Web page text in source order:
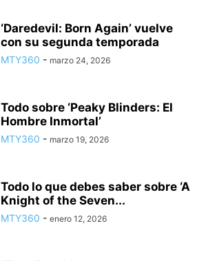
‘Daredevil: Born Again’ vuelve
con su segunda temporada
MTY360 - marzo 24, 2026
Todo sobre ‘Peaky Blinders: El
Hombre Inmortal’
MTY360 - marzo 19, 2026
Todo lo que debes saber sobre ‘A
Knight of the Seven...
MTY360 - enero 12, 2026